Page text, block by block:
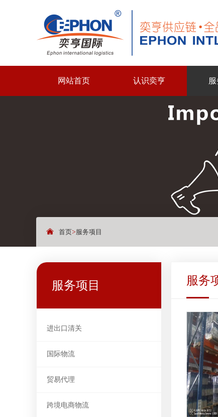
网站首页 认识奕亨
首页>服务项目
服务项目
进出口清关
国际物流
贸易代理
跨境电商物流
服务